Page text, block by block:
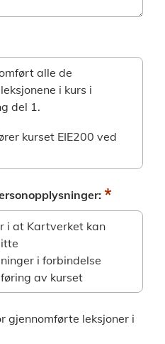
alle de
i kurs i
del 1.
kurset EIE200 ved
*
i at Kartverket kan
i forbindelse
av kurset
gjennomførte leksjoner i del
gjennomførte leksjoner i